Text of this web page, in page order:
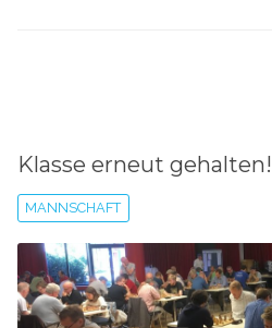
Klasse erneut gehalten!
MANNSCHAFT